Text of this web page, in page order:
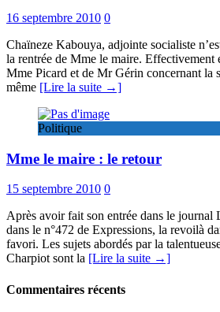
16 septembre 2010 0
Chaïneze Kabouya, adjointe socialiste
la rentrée de Mme le maire. Effectivement
Mme Picard et de Mr Gérin concernant la
même [Lire la suite →]
Politique
Mme le maire : le retour
15 septembre 2010 0
Après avoir fait son entrée dans le journal
dans le n°472 de Expressions, la revoilà
favori. Les sujets abordés par la
Charpiot sont la [Lire la suite →]
Commentaires récents